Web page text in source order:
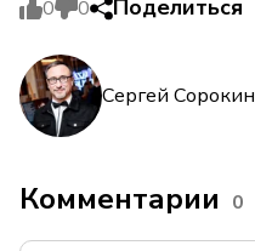
0 0 Поделиться
Сергей Сорокин
Комментарии 0